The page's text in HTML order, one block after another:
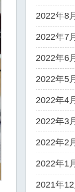
2022年8
2022年7
2022年6
2022年5
2022年4
2022年3
2022年2
2022年1
2021年12